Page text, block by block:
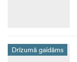
Drīzumā gaidāms